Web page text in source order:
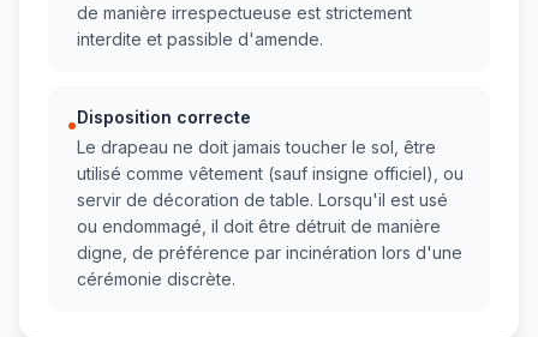
de manière irrespectueuse est strictement
interdite et passible d'amende.
•Disposition correcte
Le drapeau ne doit jamais toucher le sol, être
utilisé comme vêtement (sauf insigne officiel), ou
servir de décoration de table. Lorsqu'il est usé
ou endommagé, il doit être détruit de manière
digne, de préférence par incinération lors d'une
cérémonie discrète.